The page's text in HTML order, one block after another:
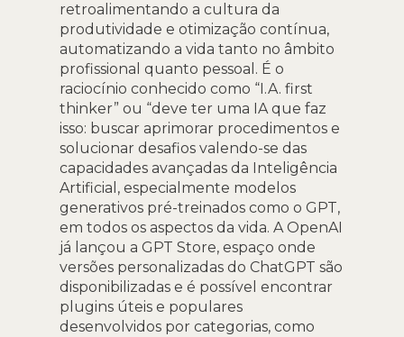
retroalimentando a cultura da
produtividade e otimização contínua,
automatizando a vida tanto no âmbito
profissional quanto pessoal. É o
raciocínio conhecido como “I.A. first
thinker” ou “deve ter uma IA que faz
isso: buscar aprimorar procedimentos e
solucionar desafios valendo-se das
capacidades avançadas da Inteligência
Artificial, especialmente modelos
generativos pré-treinados como o GPT,
em todos os aspectos da vida. A OpenAI
já lançou a GPT Store, espaço onde
versões personalizadas do ChatGPT são
disponibilizadas e é possível encontrar
plugins úteis e populares
desenvolvidos por categorias, como